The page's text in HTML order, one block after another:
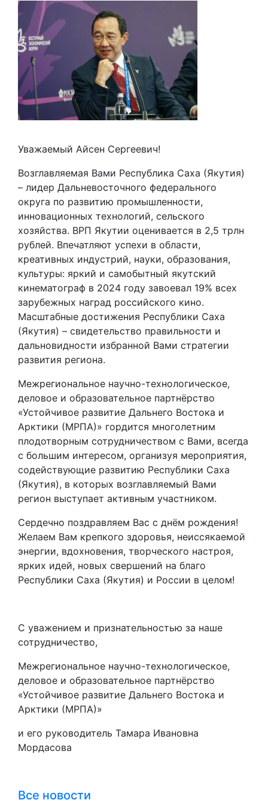
Уважаемый Айсен Сергеевич!
Возглавляемая Вами Республика Саха (Якутия)
– лидер Дальневосточного федерального
округа по развитию промышленности,
инновационных технологий, сельского
хозяйства. ВРП Якутии оценивается в 2,5 трлн
рублей. Впечатляют успехи в области,
креативных индустрий, науки, образования,
культуры: яркий и самобытный якутский
кинематограф в 2024 году завоевал 19% всех
зарубежных наград российского кино.
Масштабные достижения Республики Саха
(Якутия) – свидетельство правильности и
дальновидности избранной Вами стратегии
развития региона.
Межрегиональное научно-технологическое,
деловое и образовательное партнёрство
«Устойчивое развитие Дальнего Востока и
Арктики (МРПА)» гордится многолетним
плодотворным сотрудничеством с Вами, всегда
с большим интересом, организуя мероприятия,
содействующие развитию Республики Саха
(Якутия), в которых возглавляемый Вами
регион выступает активным участником.
Сердечно поздравляем Вас с днём рождения!
Желаем Вам крепкого здоровья, неиссякаемой
энергии, вдохновения, творческого настроя,
ярких идей, новых свершений на благо
Республики Саха (Якутия) и России в целом!
С уважением и признательностью за наше
сотрудничество,
Межрегиональное научно-технологическое,
деловое и образовательное партнёрство
«Устойчивое развитие Дальнего Востока и
Арктики (МРПА)»
и его руководитель Тамара Ивановна
Мордасова
Все новости